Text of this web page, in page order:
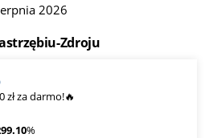
2026
Zdroju
zł za darmo!🔥
%